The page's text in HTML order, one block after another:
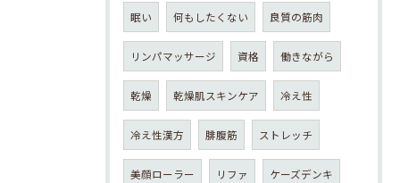
眠い 何もしたくない 良質の筋肉
リンパマッサージ 資格 働きながら
乾燥 乾燥肌スキンケア 冷え性
冷え性漢方 腓腹筋 ストレッチ
美顔ローラー リファ ケーズデンキ